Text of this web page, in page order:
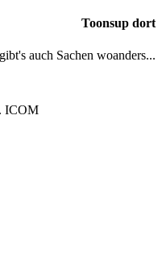
Toonsup dort
auch Sachen woanders...
ICOM